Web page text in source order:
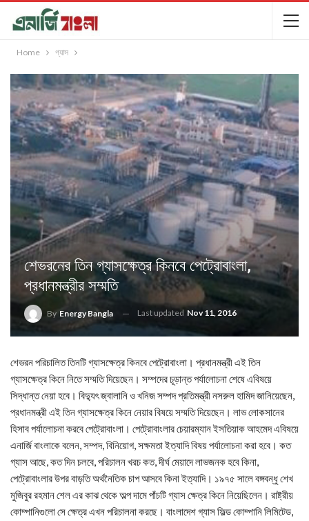
Home গ্যাস
শেভরনের তিন গ্যাসক্ষেত্র কিনবে পেট্রোবাংলা,
প্রধানমন্ত্রীর সম্মতি
By Energy Bangla Last updated Nov 11, 2016
শেভরন পরিচালিত তিনটি গ্যাসক্ষেত্র কিনবে পেট্রোবাংলা। প্রধানমন্ত্রী এই তিন
গ্যাসক্ষেত্র কিনে নিতে সম্মতি দিয়েছেন। সম্পদের চূড়ান্ত পর্যালোচনা শেষে এবিষয়ে
সিদ্ধান্ত নেয়া হবে। বিদ্যুৎ জ্বালানি ও খনিজ সম্পদ প্রতিমন্ত্রী নসরুল হামিদ জানিয়েছেন,
প্রধানমন্ত্রী এই তিন গ্যাসক্ষেত্র কিনে নেয়ার বিষয়ে সম্মতি দিয়েছেন। লাভ লোকসানের
হিসাব পর্যালোচনা করবে পেট্রোবাংলা। পেট্রোবাংলার চেয়ারম্যান ইসতিয়াক আহমেদ এবিষয়ে
এনার্জি বাংলাকে বলেন, সম্পদ, বিনিয়োগ, সক্ষমতা ইত্যাদি বিষয় পর্যালোচনা করা হবে। কত
গ্যাস আছে, কত দিন চলবে, পরিচালন খরচ কত, দীর্ঘ মেয়াদে লাভজনক হবে কিনা,
পেট্রোবাংলার উপর বাড়তি অর্থনৈতিক চাপ আসবে কিনা ইত্যাদি। ১৯৭৫ সালে বঙ্গবন্ধু শেখ
মুজিবুর রহমান শেল এর কাঝ থেকে অল্প দামে পাঁচটি গ্যাস ক্ষেত্র কিনে নিয়েছিলেন। রাষ্ট্রীয়
কোম্পানিগুলো সে ক্ষেত্র এখন পরিচালনা করছে। বাংলাদেশ গ্যাস ফিল্ড কোম্পানি লিমিটেড,